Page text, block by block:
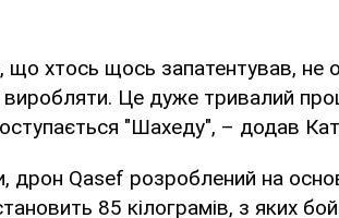
хтось щось запатентував, не
Це дуже тривалий
"Шахеду", – додав
дрон Qasef розроблений на
85 кілограмів, з яких